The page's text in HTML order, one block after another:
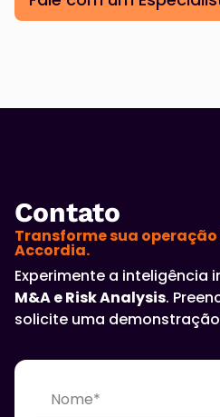
Contato
Transforme sua
Accordia.
Experimente a inteligência
M&A e Risk Analysis.
solicite uma